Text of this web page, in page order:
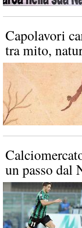
Capolavori
tra mito,
un passo dal